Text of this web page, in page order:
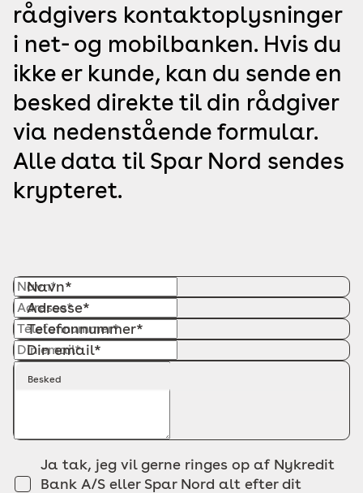
rådgivers kontaktoplysninger
i net- og mobilbanken. Hvis du
ikke er kunde, kan du sende en
besked direkte til din rådgiver
via nedenstående formular.
Alle data til Spar Nord sendes
krypteret.
Navn*
Adresse*
Telefonnummer*
Din email*
Besked
Ja tak, jeg vil gerne ringes op af Nykredit
Bank A/S eller Spar Nord alt efter dit